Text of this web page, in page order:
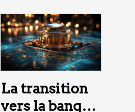
La transition
vers la banque